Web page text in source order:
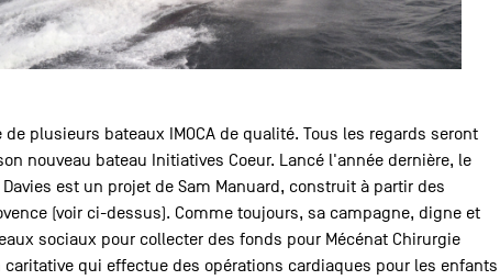
plusieurs bateaux IMOCA de qualité. Tous les regards seront
nouveau bateau Initiatives Coeur. Lancé l'année dernière, le
est un projet de Sam Manuard, construit à partir des
(voir ci-dessus). Comme toujours, sa campagne, digne et
sociaux pour collecter des fonds pour Mécénat Chirurgie
caritative qui effectue des opérations cardiaques pour les enfants